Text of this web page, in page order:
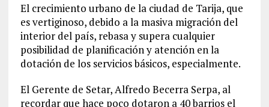
El crecimiento urbano de la ciudad de Tarija, que
es vertiginoso, debido a la masiva migración del
interior del país, rebasa y supera cualquier
posibilidad de planificación y atención en la
dotación de los servicios básicos, especialmente.
El Gerente de Setar, Alfredo Becerra Serpa, al
recordar que hace poco dotaron a 40 barrios el